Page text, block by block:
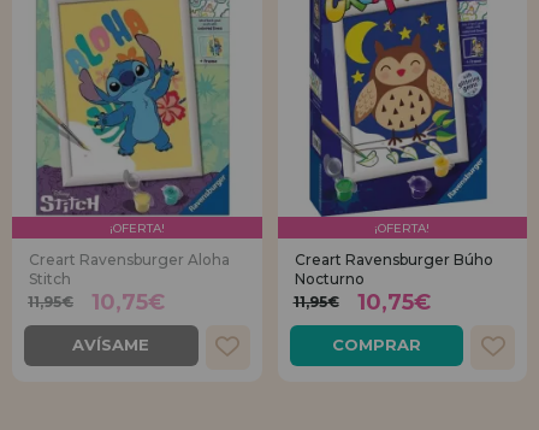
¡OFERTA!
Creart Ravensburger Aloha
Stitch
11,95€
10,75€
AVÍSAME
¡OFERTA!
Creart Ravensburger Búho
Nocturno
11,95€
10,75€
COMPRAR